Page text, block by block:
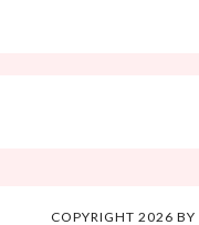
COPYRIGHT 2026 BY